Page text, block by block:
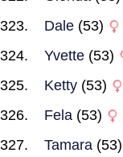
Dale (53)
Yvette (53)
Ketty (53)
Fela (53)
Tamara (53)